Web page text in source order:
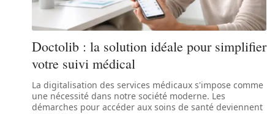
Doctolib : la solution idéale pour simplifier
votre suivi médical
La digitalisation des services médicaux s'impose comme
une nécessité dans notre société moderne. Les
démarches pour accéder aux soins de santé deviennent